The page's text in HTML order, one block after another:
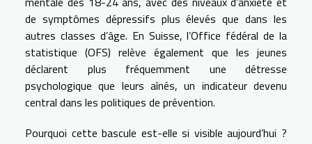
de symptômes dépressifs plus élevés que dans les
autres classes d’âge. En Suisse, l’Office fédéral de la
statistique (OFS) relève également que les jeunes
déclarent plus fréquemment une détresse
psychologique que leurs aînés, un indicateur devenu
central dans les politiques de prévention.
Pourquoi cette bascule est-elle si visible aujourd’hui ?